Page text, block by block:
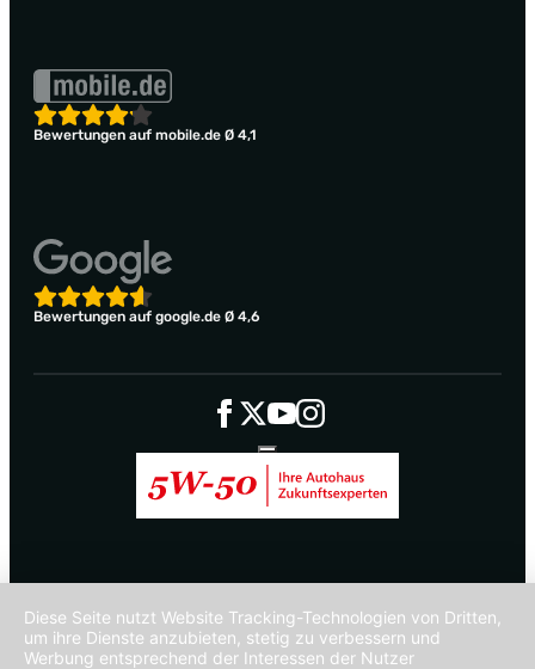
Bewertungen auf mobile.de Ø 4,1
Bewertungen auf google.de Ø 4,6
Diese Seite nutzt Website Tracking-Technologien von Dritten,
um ihre Dienste anzubieten, stetig zu verbessern und
Werbung entsprechend der Interessen der Nutzer